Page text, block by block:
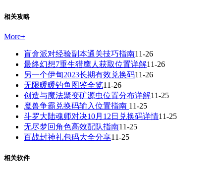
相关攻略
More+
盲盒派对经验副本通关技巧指南11-26
最终幻想7重生猎鹰人获取位置详解11-26
另一个伊甸2023长期有效兑换码11-26
无限暖暖钓鱼图鉴全览11-26
创造与魔法聚变矿源虫位置分布详解11-25
魔兽争霸兑换码输入位置指南 11-25
斗罗大陆魂师对决10月12日兑换码详情11-25
无尽梦回角色高效配队指南11-25
百战封神礼包码大全分享11-25
相关软件